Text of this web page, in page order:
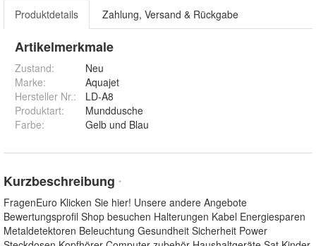
Produktdetails Zahlung, Versand & Rückgabe
Artikelmerkmale
Zustand:
Neu
Marke:
Aquajet
Hersteller Nr.:
LD-A8
Produktart:
Munddusche
Farbe: Gelb und Blau
Kurzbeschreibung *
FragenEuro Klicken Sie hier! Unsere andere Angebote
Bewertungsprofil Shop besuchen Halterungen Kabel Energiesparen
Metaldetektoren Beleuchtung Gesundheit Sicherheit Power